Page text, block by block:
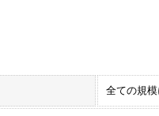
全ての規